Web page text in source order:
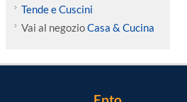
Tende e Cuscini
Vai al negozioCasa & Cucina